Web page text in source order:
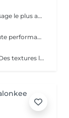
Le soin Signature Elasc est notre traitement visage le plus abouti et personnalisé. Conçu spécialement pour vous, par notre équipe, ce rituel est une véritable expérience sensorielle pour vous détendre, raviver l'éclat de votre teint, redessiner les contours de votre visage et revitaliser votre peau en profondeur. Ce soin multi-actions combine des produits cosméceutiques ultra-performants, des gestes experts et l'utilisation de pierres en quartz rose ou de jade verte en fonction de votre peau. Le soin débute par un nettoyage précis de votre peau et par une exfoliation douce aux manuvres stimulantes pour lisser et illuminer le teint. Après un travail technique avec la pierre et la pose d'un masque crème spécifique vient le massage Signature : une combinaison de manuvres liftantes, drainantes, tonifiantes et sculptantes avec une huile de haute qualité. Votre peau est ainsi lumineuse, décongestionnée, hydratée, liftée et raffermie. Ce soin Signature Elasc convient à tous les types de peau : teint terne, peau déshydratée, perte de fermeté, premiers signes de l'âge mais aussi pour toute personne ayant besoin d'une pause bien-être ou recherchant le cocooning et la chaleur caractéristiques à notre institut Elasc.
Le rituel d'hydration propose des formules haute performance qui s'attaquent stratégiquement à tous les paramètres de la déshydratation. Ciblés, ils améliorent le manteau hydrolipidique, la teneur en NMF est le ciment intercellulaire.
Le rituel de luminosité rend la peau éclatante. Des textures légères et fraïches affinent le grain de peau pour une peau qui brille de santé et de pureté - une beauté éclatante.